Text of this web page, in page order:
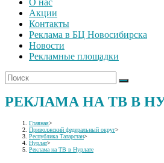
О нас
Акции
Контакты
Реклама в БЦ Новосибирска
Новости
Рекламные площадки
РЕКЛАМА НА ТВ В
Главная>
Приволжский федеральный округ>
Республика Татарстан>
Нурлат>
Реклама на ТВ в Нурлате